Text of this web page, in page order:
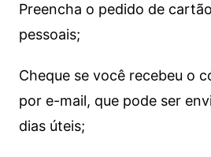
Preencha o pedido de
pessoais;
Cheque se você recebeu o
por e-mail, que pode ser
dias úteis;